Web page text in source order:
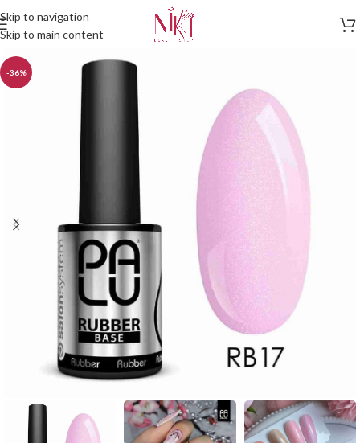
Skip to navigation
Skip to main content
-36%